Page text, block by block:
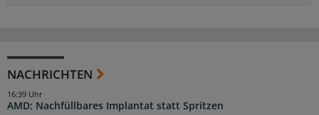
NACHRICHTEN
AMD: Nachfüllbares Implantat statt Spritzen
16:39 Uhr